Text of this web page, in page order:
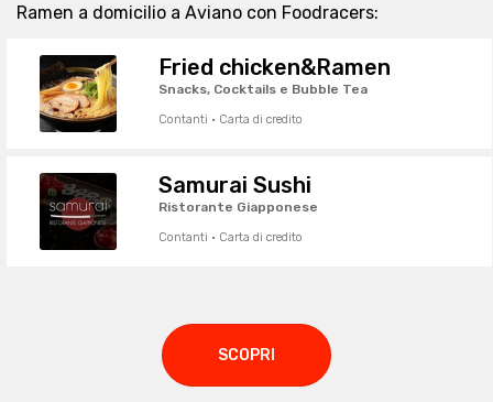
Ramen a domicilio a Aviano con Foodracers:
Fried chicken&Ramen
Snacks, Cocktails e Bubble Tea
Contanti · Carta di credito
Samurai Sushi
Ristorante Giapponese
Contanti · Carta di credito
SCOPRI